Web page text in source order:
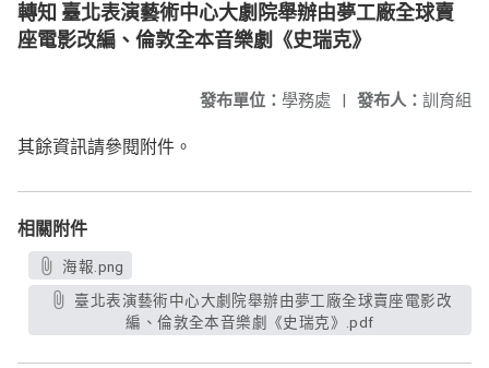
轉知 臺北表演藝術中心大劇院舉辦由夢工廠全球賣
座電影改編、倫敦全本音樂劇《史瑞克》
發布人： 訓育組
發布單位： 學務處 |
其餘資訊請參閱附件。
相關附件
海報.png
編、倫敦全本音樂劇《史瑞克》.pdf